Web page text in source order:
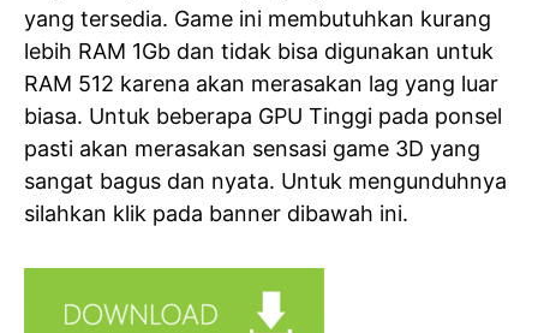
yang tersedia. Game ini membutuhkan kurang
lebih RAM 1Gb dan tidak bisa digunakan untuk
RAM 512 karena akan merasakan lag yang luar
biasa. Untuk beberapa GPU Tinggi pada ponsel
pasti akan merasakan sensasi game 3D yang
sangat bagus dan nyata. Untuk mengunduhnya
silahkan klik pada banner dibawah ini.